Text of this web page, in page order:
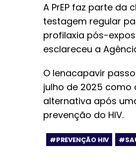
A PrEP faz parte da
testagem regular
profilaxia pós-
esclareceu a
O lenacapavir
julho de 2025 como
alternativa após
prevenção do HIV.
#PREVENÇÃO HIV